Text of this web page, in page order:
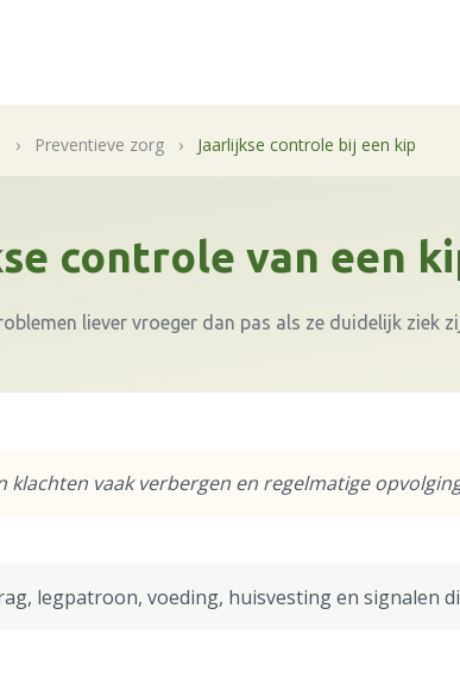
› Preventieve zorg › Jaarlijkse controle bij een kip
controle van een
liever vroeger dan pas als ze duidelijk ziek
klachten vaak verbergen en regelmatige
legpatroon, voeding, huisvesting en signalen